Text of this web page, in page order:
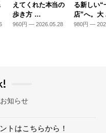
えてくれた本当の
歩き方 …
960円 — 2026.05.28
る新しい“
店”へ。
980円 —
知らせ
トはこちらから！